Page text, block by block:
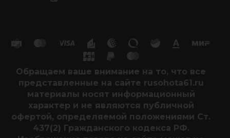
Обращаем ваше внимание на то, что все
представленные на сайте rusohota61.ru
материалы носят информационный
характер и не являются публичной
офертой, определяемой положениями Ст.
437(2) Гражданского кодекса РФ.